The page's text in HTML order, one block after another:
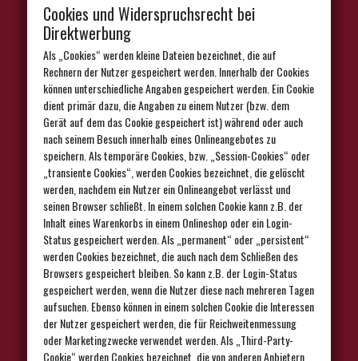
Cookies und Widerspruchsrecht bei
Direktwerbung
Als „Cookies“ werden kleine Dateien bezeichnet, die auf
Rechnern der Nutzer gespeichert werden. Innerhalb der Cookies
können unterschiedliche Angaben gespeichert werden. Ein Cookie
dient primär dazu, die Angaben zu einem Nutzer (bzw. dem
Gerät auf dem das Cookie gespeichert ist) während oder auch
nach seinem Besuch innerhalb eines Onlineangebotes zu
speichern. Als temporäre Cookies, bzw. „Session-Cookies“ oder
„transiente Cookies“, werden Cookies bezeichnet, die gelöscht
werden, nachdem ein Nutzer ein Onlineangebot verlässt und
seinen Browser schließt. In einem solchen Cookie kann z.B. der
Inhalt eines Warenkorbs in einem Onlineshop oder ein Login-
Status gespeichert werden. Als „permanent“ oder „persistent“
werden Cookies bezeichnet, die auch nach dem Schließen des
Browsers gespeichert bleiben. So kann z.B. der Login-Status
gespeichert werden, wenn die Nutzer diese nach mehreren Tagen
aufsuchen. Ebenso können in einem solchen Cookie die Interessen
der Nutzer gespeichert werden, die für Reichweitenmessung
oder Marketingzwecke verwendet werden. Als „Third-Party-
Cookie“ werden Cookies bezeichnet, die von anderen Anbietern